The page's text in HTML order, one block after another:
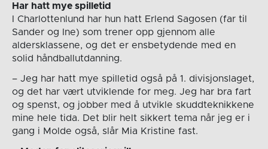
Har hatt mye spilletid
I Charlottenlund har hun hatt Erlend Sagosen (far til
Sander og Ine) som trener opp gjennom alle
aldersklassene, og det er ensbetydende med en
solid håndballutdanning.
– Jeg har hatt mye spilletid også på 1. divisjonslaget,
og det har vært utviklende for meg. Jeg har bra fart
og spenst, og jobber med å utvikle skuddteknikkene
mine hele tida. Det blir helt sikkert tema når jeg er i
gang i Molde også, slår Mia Kristine fast.